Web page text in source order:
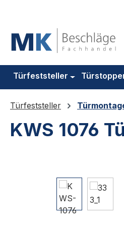
Türfeststeller
Türfeststeller
KWS 1076
Bildergalerie überspringen